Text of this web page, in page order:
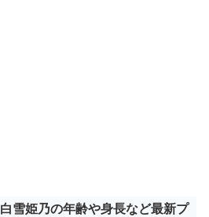
白雪姫乃の年齢や身長など最新プ